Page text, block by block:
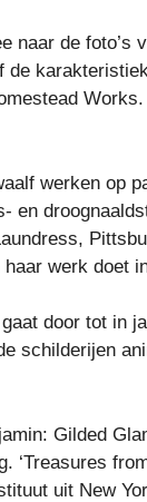
naar de foto’s
de
werken op
en
werk doet
door tot in
schilderijen
Gilded
‘Treasures
uit New